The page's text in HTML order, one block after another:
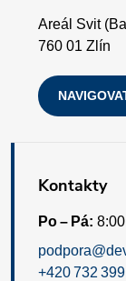
Areál Svit
760 01 Zlín
Kontakty
Po – Pá:
+420 732